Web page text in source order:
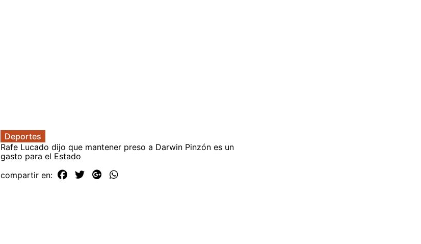
Deportes
Rafe Lucado dijo que mantener preso a Darwin Pinzón es un
gasto para el Estado
compartir en: